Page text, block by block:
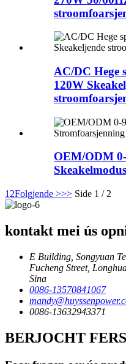
AC/DC Hege
120W
OEM/ODM
1 2Folgjende >>> Side 1 / 2
kontakt mei ús
E Building, Songyuan
Fucheng Street,
Sina
0086-13570841067
0086-13632943371
BERJOCHT